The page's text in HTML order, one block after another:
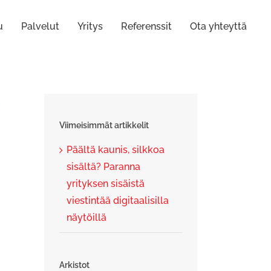
Palvelut Yritys Referenssit Ota yhteyttä
Viimeisimmät artikkelit
Päältä kaunis, silkkoa
sisältä? Paranna
yrityksen sisäistä
viestintää digitaalisilla
näytöillä
Arkistot